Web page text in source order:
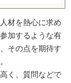
材を熱心に求め
加するような有
その点を期待す
く、質問などで